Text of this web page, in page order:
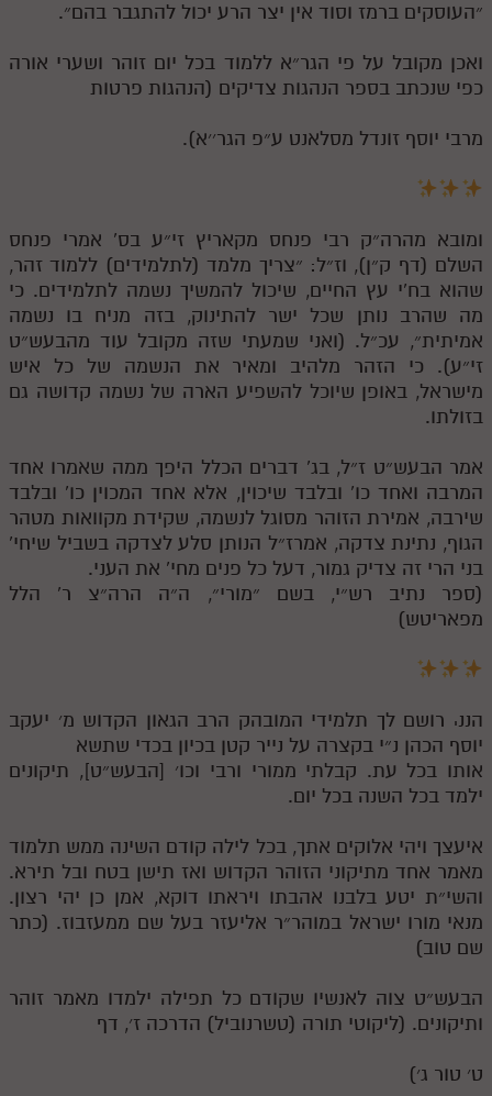
״העוסקים ברמז וסוד אין יצר הרע יכול להתגבר בהם״.
ואכן מקובל על פי הגר״א ללמוד בכל יום זוהר ושערי אורה
כפי שנכתב בספר הנהגות צדיקים (הנהגות פרטות
מרבי יוסף זונדל מסלאנט ע״פ הגר׳׳א).
ומובא מהרה״ק רבי פנחס מקאריץ זי״ע בס' אמרי פנחס
השלם (דף ק״ן), וז״ל: ״צריך מלמד (לתלמידים) ללמוד זהר,
שהוא בח'י עץ החיים, שיכול להמשיך נשמה לתלמידים. כי
מה שהרב נותן שכל ישר להתינוק, בזה מניח בו נשמה
אמיתית״, עכ״ל. (ואני שמעתי שזה מקובל עוד מהבעש״ט
זי״ע). כי הזהר מלהיב ומאיר את הנשמה של כל איש
מישראל, באופן שיוכל להשפיע הארה של נשמה קדושה גם
בזולתו.
אמר הבעש״ט ז״ל, בג' דברים הכלל היפך ממה שאמרו אחד
המרבה ואחד כו' ובלבד שיכוין, אלא אחד המכוין כו' ובלבד
שירבה, אמירת הזוהר מסוגל לנשמה, שקידת מקוואות מטהר
הגוף, נתינת צדקה, אמרז״ל הנותן סלע לצדקה בשביל שיחי'
בני הרי זה צדיק גמור, דעל כל פנים מחי' את העני.
(ספר נתיב רש״י, בשם ״מורי״, ה״ה הרה״צ ר' הלל
מפאריטש)
הנני רושם לך תלמידי המובהק הרב הגאון הקדוש מ׳ יעקב
יוסף הכהן נ״י בקצרה על נייר קטן בכיון בכדי שתשא
אותו בכל עת. קבלתי ממורי ורבי וכו׳ [הבעש״ט], תיקונים
ילמד בכל השנה בכל יום.
איעצך ויהי אלוקים אתך, בכל לילה קודם השינה ממש תלמוד
מאמר אחד מתיקוני הזוהר הקדוש ואז תישן בטח ובל תירא.
והשי״ת יטע בלבנו אהבתו ויראתו דוקא, אמן כן יהי רצון.
מנאי מורו ישראל במוהר״ר אליעזר בעל שם ממעזבוז. (כתר
שם טוב)
הבעש״ט צוה לאנשיו שקודם כל תפילה ילמדו מאמר זוהר
ותיקונים. (ליקוטי תורה (טשרנוביל) הדרכה ז׳, דף
ט׳ טור ג׳)